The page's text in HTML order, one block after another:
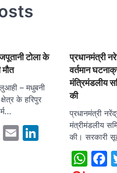
टोला के
– मधुबनी
के हरिपुर
Reddit
EmailLinkedIn
प्रधानमंत्री
वर्तमान
मंत्रिमंडलीय
की
प्रधानमंत्री
मंत्रीमंडलीय
की। सरकारी